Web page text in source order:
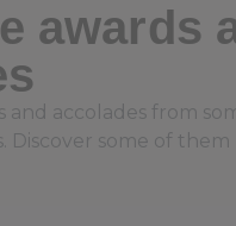
awards
and accolades from
Discover some of them